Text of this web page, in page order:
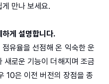
만나 보세요.
게 설명합니다.
유율을 선점해 온 익숙한 운
새로운 기능이 더해지며 조금
10은 이전 버전의 장점을 종